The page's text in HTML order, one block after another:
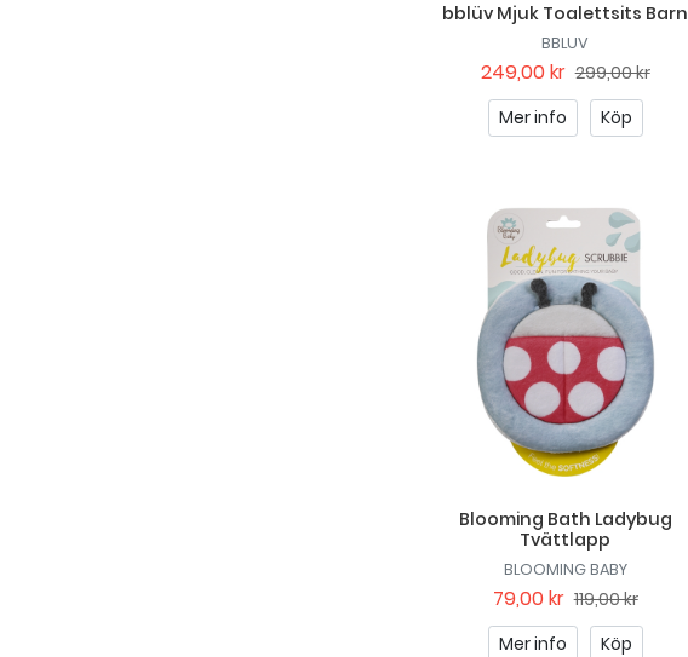
bblüv Mjuk Toalettsits Barn
BBLUV
249,00 kr 299,00 kr
Mer info
Köp
Blooming Bath Ladybug
Tvättlapp
BLOOMING BABY
79,00 kr 119,00 kr
Mer info
Köp